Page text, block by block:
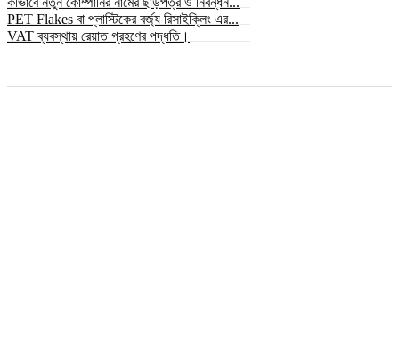
PET Flakes বা প্লাস্টিকের বর্জ্য রিসাইক্লিং এর...
VAT ব্যবস্থায় রেয়াত গ্রহণের পদ্ধতি।